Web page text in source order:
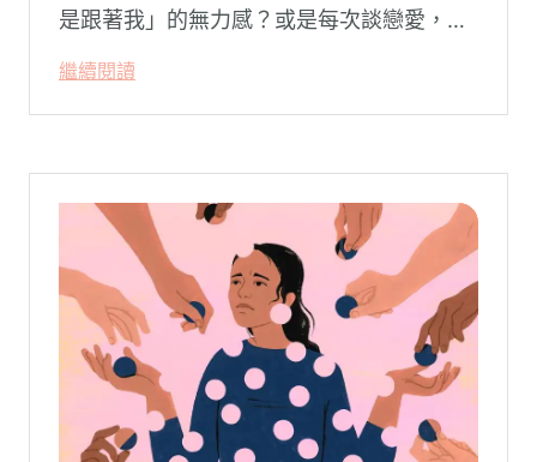
是跟著我」的無力感？或是每次談戀愛，總
卻演變成兩敗俱傷？
繼續閱讀